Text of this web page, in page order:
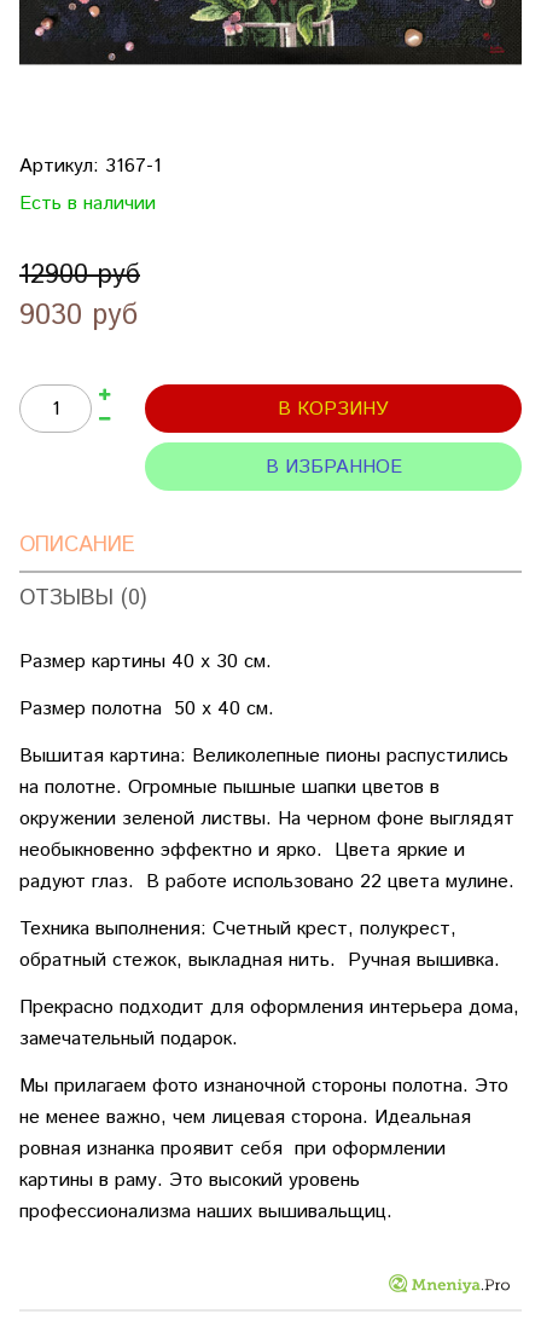
Артикул: 3167-1
Есть в наличии
12900 руб
9030 руб
В КОРЗИНУ
В ИЗБРАННОЕ
ОПИСАНИЕ
ОТЗЫВЫ (0)
Размер картины 40 х 30 см.
Размер полотна 50 х 40 см.
Вышитая картина: Великолепные пионы распустились
на полотне. Огромные пышные шапки цветов в
окружении зеленой листвы. На черном фоне выглядят
необыкновенно эффектно и ярко. Цвета яркие и
радуют глаз. В работе использовано 22 цвета мулине.
Техника выполнения: Счетный крест, полукрест,
обратный стежок, выкладная нить. Ручная вышивка.
Прекрасно подходит для оформления интерьера дома,
замечательный подарок.
Мы прилагаем фото изнаночной стороны полотна. Это
не менее важно, чем лицевая сторона. Идеальная
ровная изнанка проявит себя при оформлении
картины в раму. Это высокий уровень
профессионализма наших вышивальщиц.